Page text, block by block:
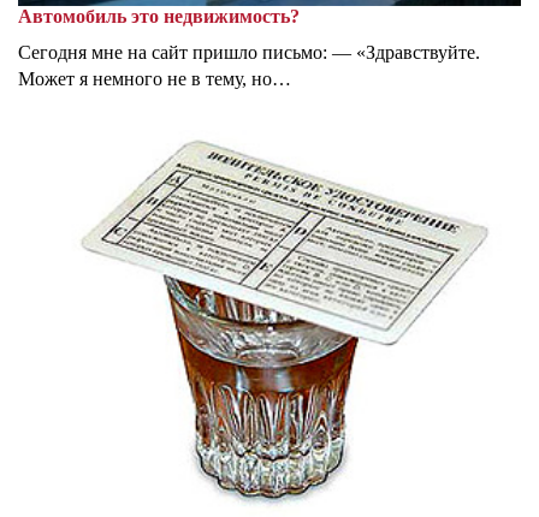
Автомобиль это недвижимость?
Сегодня мне на сайт пришло письмо: — «Здравствуйте.
Может я немного не в тему, но…